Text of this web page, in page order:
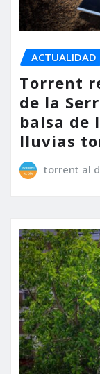
ACTUALIDAD
Torrent
de la
balsa de
lluvias
torrent al